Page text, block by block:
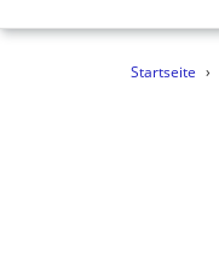
Startseite ›